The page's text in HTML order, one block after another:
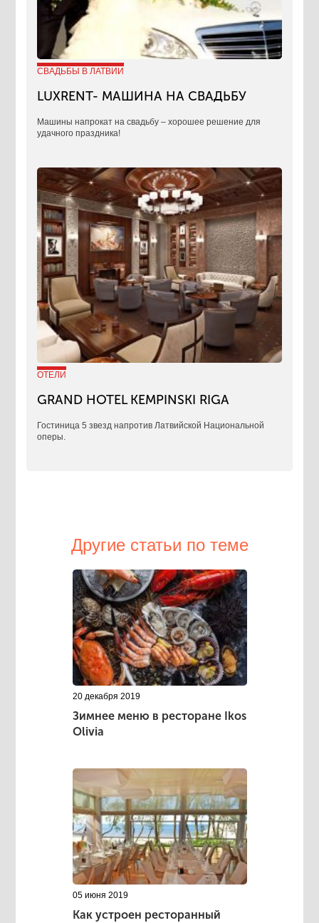
СВАДЬБЫ В ЛАТВИИ
LUXRENT- МАШИНА НА СВАДЬБУ
​Машины напрокат на свадьбу – хорошее решение для
удачного праздника!
ОТЕЛИ
GRAND HOTEL KEMPINSKI RIGA
Гостиница 5 звезд напротив Латвийской Национальной
оперы.
Другие статьи по теме
20 декабря 2019
Зимнее меню в ресторане Ikos
Olivia
05 июня 2019
Как устроен ресторанный